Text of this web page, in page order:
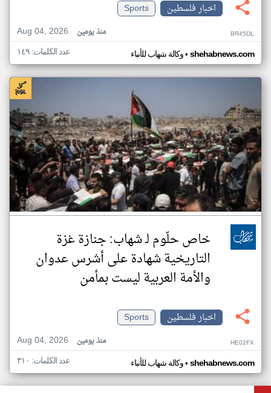
اخبار فلسطين
Sports
Aug 04, 2026
منذ يومين BR45DL
وكالة شهاب للأنباء• shehabnews.com عدد الكلمات: ١٤٩
خاص حلّوم لـ شهاب: جنازة غزة
التاريخية شهادة على أشرس عدوان
والأمة العربية ليست بمأمن
اخبار فلسطين
Sports
Aug 04, 2026
منذ يومين HE02FX
وكالة شهاب للأنباء• shehabnews.com عدد الكلمات: ٣١٠